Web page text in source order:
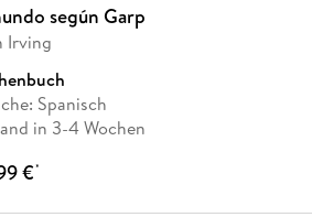
según Garp
Irving
Spanisch
in 3-4 Wochen
€*